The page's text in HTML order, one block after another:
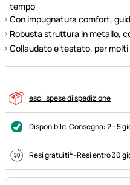
tempo
Con impugnatura comfort,
Robusta struttura in metallo,
Collaudato e testato, per molti
escl. spese di spedizione
Disponibile, Consegna:2 - 5
Resi gratuiti4-Resi entro 30